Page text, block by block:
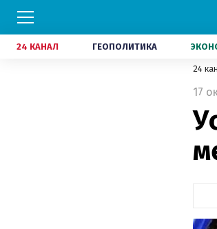
24 КАНАЛ ГЕОПОЛИТИКА
24
17